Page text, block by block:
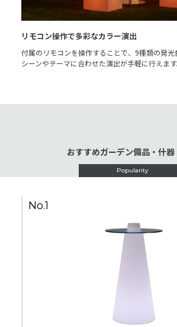
リモコン操作で多彩なカラー演出
付属のリモコンを操作することで、9種類の発光
シーンやテーマに合わせた演出が手軽に行えます
おすすめガーデン備品・什器
Popularity
No.1